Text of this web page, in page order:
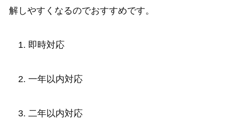
解しやすくなるのでおすすめです。
1. 即時対応
2. 一年以内対応
3. 二年以内対応